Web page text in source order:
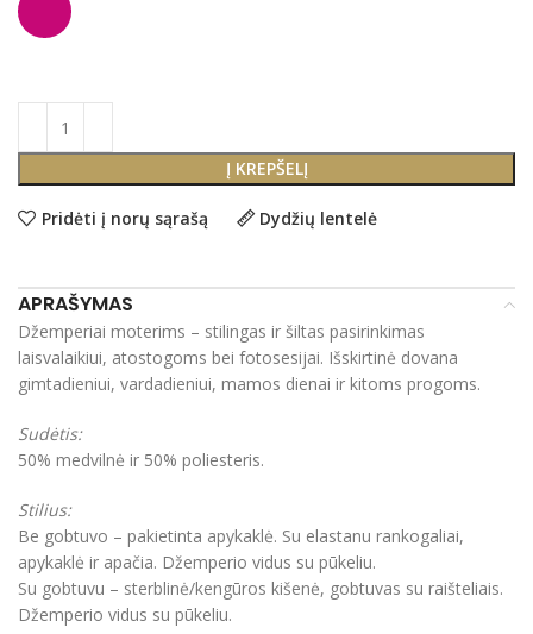
Į KREPŠELĮ
Pridėti į norų sąrašą Dydžių lentelė
APRAŠYMAS
Džemperiai moterims – stilingas ir šiltas pasirinkimas
laisvalaikiui, atostogoms bei fotosesijai. Išskirtinė dovana
gimtadieniui, vardadieniui, mamos dienai ir kitoms progoms.
Sudėtis:
50% medvilnė ir 50% poliesteris.
Stilius:
Be gobtuvo – pakietinta apykaklė. Su elastanu rankogaliai,
apykaklė ir apačia. Džemperio vidus su pūkeliu.
Su gobtuvu – sterblinė/kengūros kišenė, gobtuvas su raišteliais.
Džemperio vidus su pūkeliu.